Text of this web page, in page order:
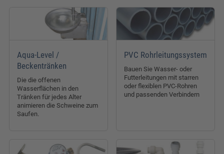
Aqua-Level /
Beckentränken
Die die offenen
Wasserflächen in den
Tränken für jedes Alter
animieren die Schweine zum
Saufen.
PVC Rohrleitungssystem
Bauen Sie Wasser- oder
Futterleitungen mit starren
oder flexiblen PVC-Rohren
und passenden Verbindern